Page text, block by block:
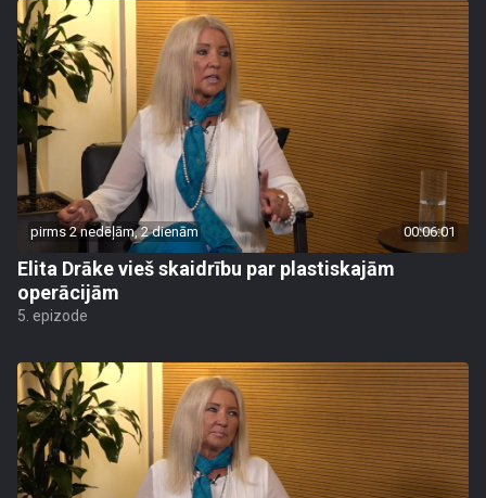
pirms 2 nedēļām, 2 dienām 00:06:01
Elita Drāke vieš skaidrību par plastiskajām
operācijām
5. epizode